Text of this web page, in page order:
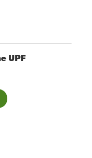
UPF